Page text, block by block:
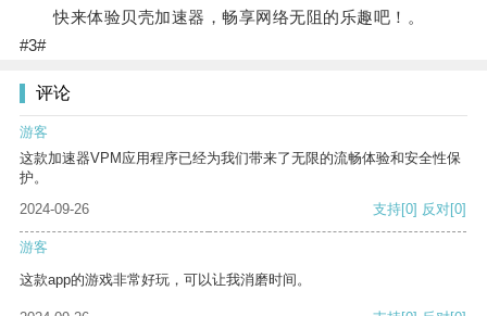
快来体验贝壳加速器，畅享网络无阻的乐趣吧！。
#3#
评论
游客
这款加速器VPM应用程序已经为我们带来了无限的流畅体验和安全性保
护。
2024-09-26
支持[0] 反对[0]
游客
这款app的游戏非常好玩，可以让我消磨时间。